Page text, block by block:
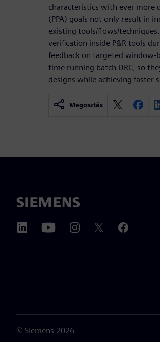
characteristics with ever more
(PPA) goals not only result in
existing tools/flows/
verification inside P&R tools
feedback on targeted window-
time running batch DRC, so
designs while achieving faster
Megosztás
© Siemens 2026